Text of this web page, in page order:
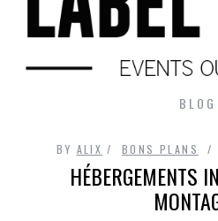
BLOG
BY ALIX BONS PLANS
HÉBERGEMENTS